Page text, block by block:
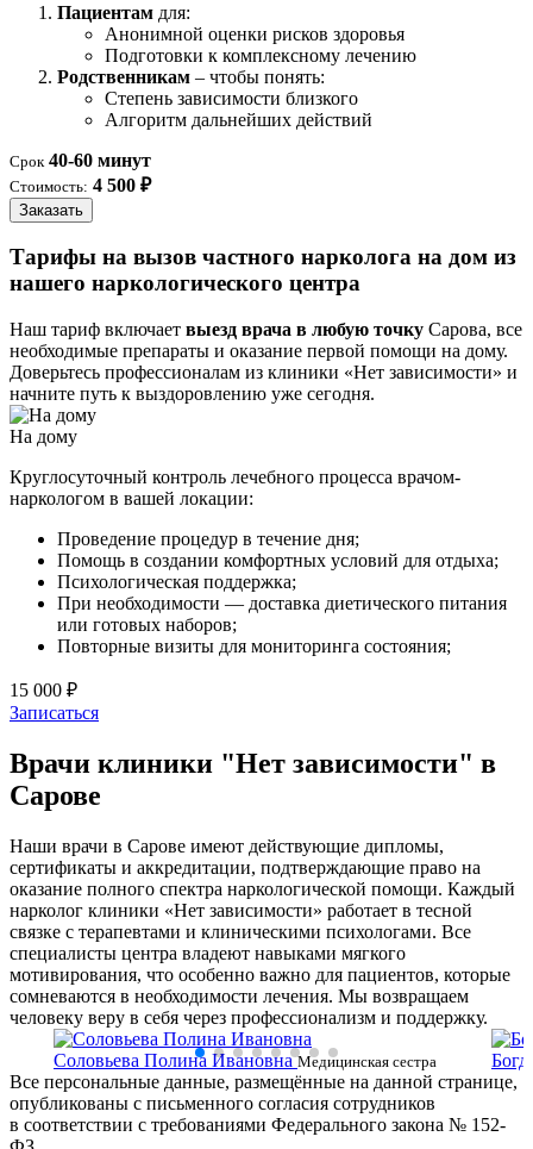
Пациентам для:
Анонимной оценки рисков здоровья
Подготовки к комплексному лечению
Родственникам – чтобы понять:
Степень зависимости близкого
Алгоритм дальнейших действий
Срок 40-60 минут
Стоимость: 4 500 ₽
Заказать
Тарифы на вызов частного нарколога на дом из
нашего наркологического центра
Наш тариф включает выезд врача в любую точку Сарова, все
необходимые препараты и оказание первой помощи на дому.
Доверьтесь профессионалам из клиники «Нет зависимости» и
начните путь к выздоровлению уже сегодня.
На дому
Круглосуточный контроль лечебного процесса врачом-
наркологом в вашей локации:
Проведение процедур в течение дня;
Помощь в создании комфортных условий для отдыха;
Психологическая поддержка;
При необходимости — доставка диетического питания
или готовых наборов;
Повторные визиты для мониторинга состояния;
15 000 ₽
Записаться
Врачи клиники "Нет зависимости" в
Сарове
Наши врачи в Сарове имеют действующие дипломы,
сертификаты и аккредитации, подтверждающие право на
оказание полного спектра наркологической помощи. Каждый
нарколог клиники «Нет зависимости» работает в тесной
связке с терапевтами и клиническими психологами. Все
специалисты центра владеют навыками мягкого
мотивирования, что особенно важно для пациентов, которые
сомневаются в необходимости лечения. Мы возвращаем
человеку веру в себя через профессионализм и поддержку.
Соловьева Полина Ивановна Медицинская сестра
Все персональные данные, размещённые на данной странице,
опубликованы с письменного согласия сотрудников
в соответствии с требованиями Федерального закона № 152-